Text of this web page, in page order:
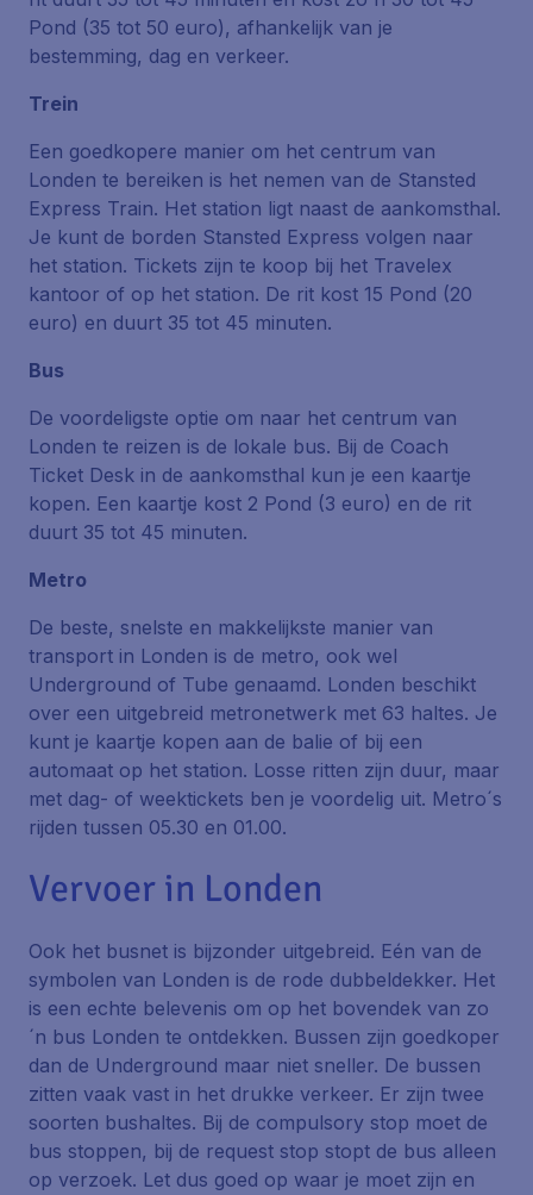
Pond (35 tot 50 euro), afhankelijk van je
bestemming, dag en verkeer.
Trein
Een goedkopere manier om het centrum van
Londen te bereiken is het nemen van de Stansted
Express Train. Het station ligt naast de aankomsthal.
Je kunt de borden Stansted Express volgen naar
het station. Tickets zijn te koop bij het Travelex
kantoor of op het station. De rit kost 15 Pond (20
euro) en duurt 35 tot 45 minuten.
Bus
De voordeligste optie om naar het centrum van
Londen te reizen is de lokale bus. Bij de Coach
Ticket Desk in de aankomsthal kun je een kaartje
kopen. Een kaartje kost 2 Pond (3 euro) en de rit
duurt 35 tot 45 minuten.
Metro
De beste, snelste en makkelijkste manier van
transport in Londen is de metro, ook wel
Underground of Tube genaamd. Londen beschikt
over een uitgebreid metronetwerk met 63 haltes. Je
kunt je kaartje kopen aan de balie of bij een
automaat op het station. Losse ritten zijn duur, maar
met dag- of weektickets ben je voordelig uit. Metro´s
rijden tussen 05.30 en 01.00.
Vervoer in Londen
Ook het busnet is bijzonder uitgebreid. Eén van de
symbolen van Londen is de rode dubbeldekker. Het
is een echte belevenis om op het bovendek van zo
´n bus Londen te ontdekken. Bussen zijn goedkoper
dan de Underground maar niet sneller. De bussen
zitten vaak vast in het drukke verkeer. Er zijn twee
soorten bushaltes. Bij de compulsory stop moet de
bus stoppen, bij de request stop stopt de bus alleen
op verzoek. Let dus goed op waar je moet zijn en